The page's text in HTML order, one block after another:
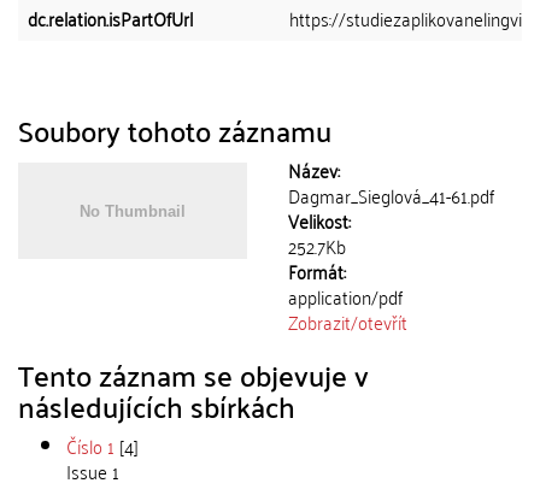
dc.relation.isPartOfUrl
https://
Soubory tohoto záznamu
Název:
Dagmar_Sieglová_41-61.pdf
Velikost:
252.7Kb
Formát:
application/pdf
Zobrazit/otevřít
Tento záznam se objevuje v
následujících sbírkách
Číslo 1 [4]
Issue 1